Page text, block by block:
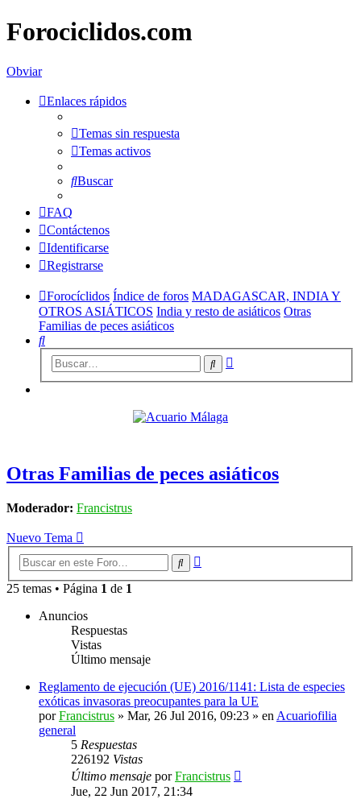
Forociclidos.com
Obviar
Enlaces rápidos
Temas sin respuesta
Temas activos
Buscar
FAQ
Contáctenos
Identificarse
Registrarse
Forocíclidos Índice de foros MADAGASCAR, INDIA Y
OTROS ASIÁTICOS India y resto de asiáticos Otras
Familias de peces asiáticos
Buscar
Buscar
Otras Familias de peces asiáticos
Moderador: Francistrus
Nuevo Tema
Buscar
25 temas • Página 1 de 1
Anuncios
Respuestas
Vistas
Último mensaje
Reglamento de ejecución (UE) 2016/1141: Lista de especies
exóticas invasoras preocupantes para la UE
porFrancistrus » Mar, 26 Jul 2016, 09:23 » en Acuariofilia
general
5 Respuestas
226192 Vistas
Último mensaje porFrancistrus
Jue, 22 Jun 2017, 21:34